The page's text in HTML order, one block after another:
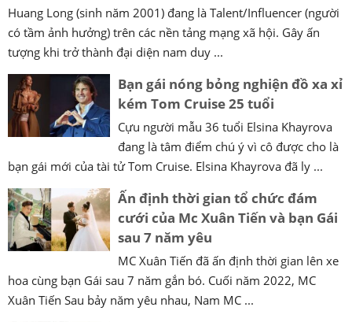
Huang Long (sinh năm 2001) đang là Talent/Influencer (người
có tầm ảnh hưởng) trên các nền tảng mạng xã hội. Gây ấn
tượng khi trở thành đại diện nam duy ...
Bạn gái nóng bỏng nghiện đồ xa xỉ
kém Tom Cruise 25 tuổi
Cựu người mẫu 36 tuổi Elsina Khayrova
đang là tâm điểm chú ý vì cô được cho là
bạn gái mới của tài tử Tom Cruise. Elsina Khayrova đã ly ...
Ấn định thời gian tổ chức đám
cưới của Mc Xuân Tiến và bạn Gái
sau 7 năm yêu
MC Xuân Tiến đã ấn định thời gian lên xe
hoa cùng bạn Gái sau 7 năm gắn bó. Cuối năm 2022, MC
Xuân Tiến Sau bảy năm yêu nhau, Nam MC ...